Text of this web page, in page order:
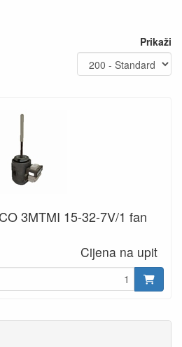
Prikaži
3MTMI 15-32-7V/1 fan
Cijena na upit